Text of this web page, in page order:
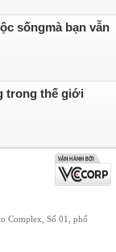
sốngmà bạn vẫn
trong thế giới
Complex, Số 01, phố